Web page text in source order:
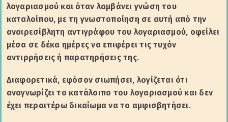
λογαριασμού και όταν λαμβάνει γνώση του
καταλοίπου, με τη γνωστοποίηση σε αυτή από την
αναιρεσίβλητη αντιγράφου του λογαριασμού, οφείλει
μέσα σε δέκα ημέρες να επιφέρει τις τυχόν
αντιρρήσεις ή παρατηρήσεις της.
Διαφορετικά, εφόσον σιωπήσει, λογίζεται ότι
αναγνωρίζει το κατάλοιπο του λογαριασμού και δεν
έχει περαιτέρω δικαίωμα να το αμφισβητήσει.